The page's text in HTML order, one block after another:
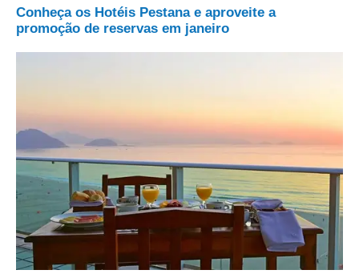
Conheça os Hotéis Pestana e aproveite a
promoção de reservas em janeiro